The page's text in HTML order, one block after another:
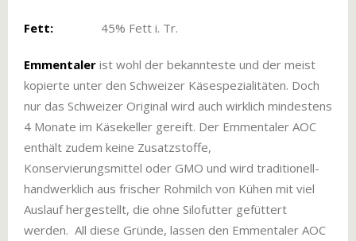
Fett: 45% Fett i. Tr.
Emmentaler ist wohl der bekannteste und der meist
kopierte unter den Schweizer Käsespezialitäten. Doch
nur das Schweizer Original wird auch wirklich mindestens
4 Monate im Käsekeller gereift. Der Emmentaler AOC
enthält zudem keine Zusatzstoffe,
Konservierungsmittel oder GMO und wird traditionell-
handwerklich aus frischer Rohmilch von Kühen mit viel
Auslauf hergestellt, die ohne Silofutter gefüttert
werden. All diese Gründe, lassen den Emmentaler AOC